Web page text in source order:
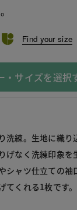
Find your size
・サイズを選択
洗練。生地に織り
げなく洗練印象を
シャツ仕立ての袖
てくれる1枚です